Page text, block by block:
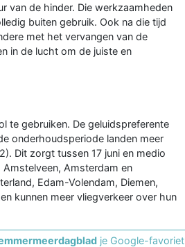
van de hinder. Die werkzaamheden
buiten gebruik. Ook na die tijd
met het vervangen van de
in de lucht om de juiste en
te gebruiken. De geluidspreferente
onderhoudsperiode landen meer
Dit zorgt tussen 17 juni en medio
Amsterdam en
Edam-Volendam, Diemen,
kunnen meer vliegverkeer over hun
je Google-favoriet